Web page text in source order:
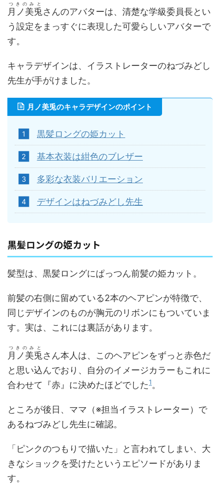
月ノ美兎
つきのみと
さんのアバターは、清楚な学級委員長とい
う設定をまっすぐに表現した可愛らしいアバターで
す。
キャラデザインは、イラストレーターのねづみどし
先生が手がけました。
月ノ美兎のキャラデザインのポイント
黒髪ロングの姫カット
基本衣装は紺色のブレザー
多彩な衣装バリエーション
デザインはねづみどし先生
黒髪ロングの姫カット
髪型は、黒髪ロングにぱっつん前髪の姫カット。
前髪の右側に留めている2本のヘアピンが特徴で、
同じデザインのものが胸元のリボンにもついていま
す。実は、これには裏話があります。
月ノ美兎
つきのみと
さん本人は、このヘアピンをずっと赤色だ
と思い込んでおり、自分のイメージカラーもこれに
合わせて『赤』に決めたほどでした1。
ところが後日、ママ（※担当イラストレーター）で
あるねづみどし先生に確認。
「ピンクのつもりで描いた」と言われてしまい、大
きなショックを受けたというエピソードがありま
す。